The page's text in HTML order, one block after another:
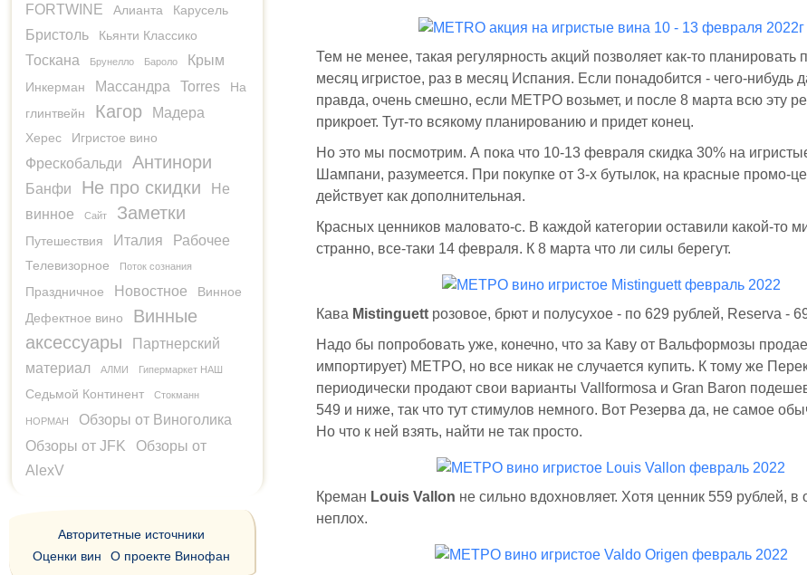
Тем не менее, такая регулярность акций позволяет как-то планировать
месяц игристое, раз в месяц Испания. Если понадобится - чего-нибудь
правда, очень смешно, если МЕТРО возьмет, и после 8 марта всю эту
прикроет. Тут-то всякому планированию и придет конец.
Но это мы посмотрим. А пока что 10-13 февраля скидка 30% на
Шампани, разумеется. При покупке от 3-х бутылок, на красные промо-
действует как дополнительная.
Красных ценников маловато-с. В каждой категории оставили какой-то
странно, все-таки 14 февраля. К 8 марта что ли силы берегут.
Кава Mistinguettрозовое, брют и полусухое - по 629 рублей, Reserva -
Надо бы попробовать уже, конечно, что за Каву от Вальформозы
импортирует) МЕТРО, но все никак не случается купить. К тому же
периодически продают свои варианты Vallformosa и Gran Baron
549 и ниже, так что тут стимулов немного. Вот Резерва да, не самое
Но что к ней взять, найти не так просто.
Креман Louis Vallon не сильно вдохновляет. Хотя ценник 559 рублей, в
неплох.
FORTWINE Алианта Карусель
Бристоль Кьянти Классико
Тоскана Брунелло Бароло Крым
Инкерман Массандра Torres
На
глинтвейн
Кагор Мадера
Херес Игристое вино
Фрескобальди Антинори
Банфи Не про скидки
Не
винное
Сайт Заметки
Путешествия Италия Рабочее
Телевизорное Поток сознания
Праздничное Новостное
Винное
Дефектное вино
Винные
аксессуары
Партнерский
материал
АЛМИ Гипермаркет НАШ
Седьмой Континент Стокманн
НОРМАН
Обзоры от Виноголика
Обзоры от JFK
Обзоры от
AlexV
Авторитетные источники
Оценки вин
О проекте Винофан